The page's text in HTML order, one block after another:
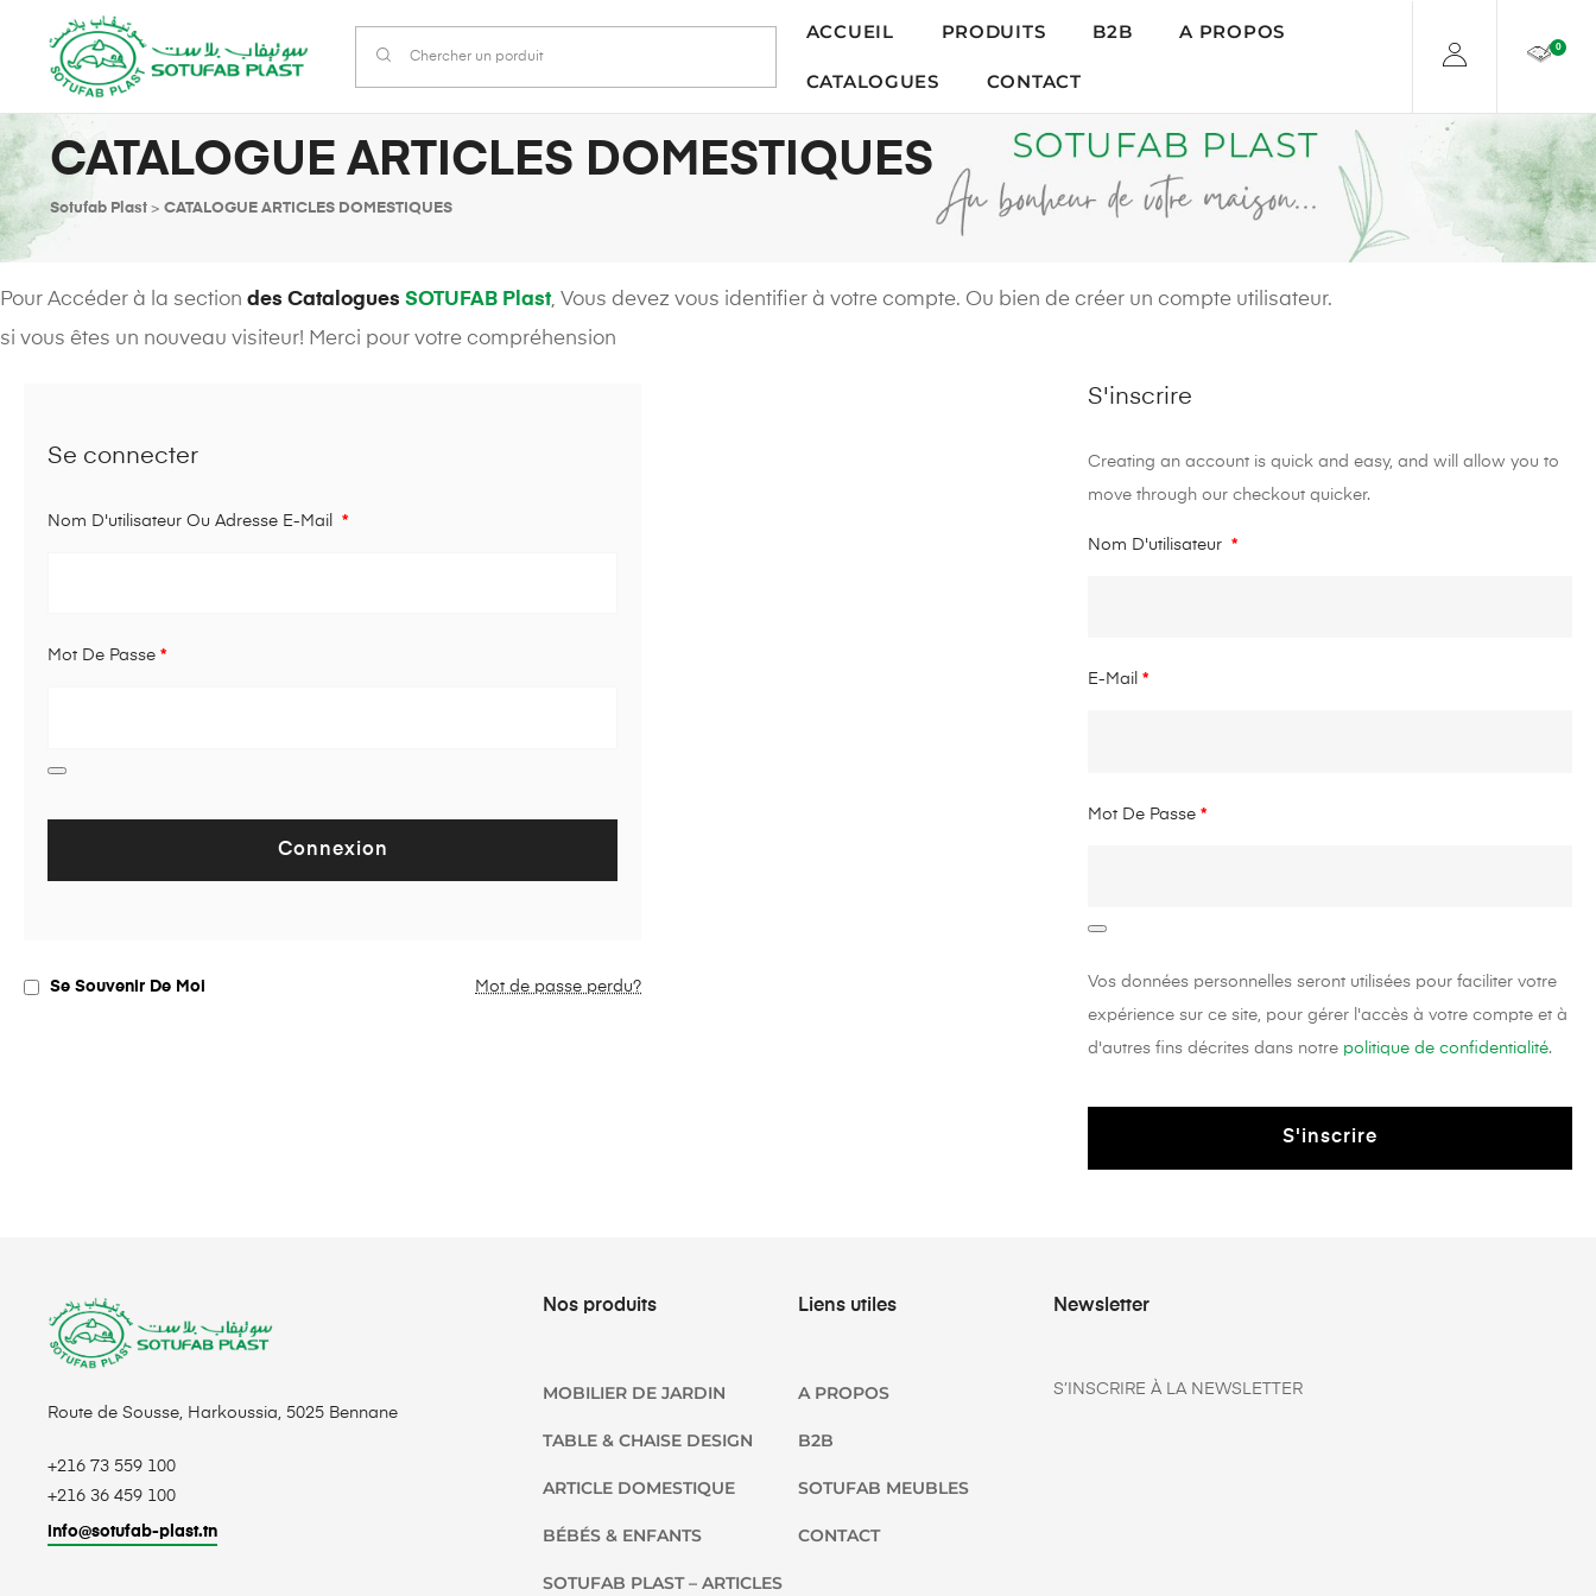
ACCUEIL PRODUITS B2B A PROPOS
CATALOGUES CONTACT
0
Sotufab Plast > CATALOGUE ARTICLES DOMESTIQUES
CATALOGUE ARTICLES DOMESTIQUES
Pour Accéder à la section des Catalogues SOTUFAB Plast, Vous devez vous identifier à votre compte. Ou bien de créer un compte utilisateur.
si vous êtes un nouveau visiteur! Merci pour votre compréhension
Se connecter
Nom D'utilisateur Ou Adresse E-Mail *
Mot De Passe *
Connexion
Se Souvenir De Moi Mot de passe perdu?
S'inscrire
Creating an account is quick and easy, and will allow you to
move through our checkout quicker.
Nom D'utilisateur*
E-Mail*
Mot De Passe*
Vos données personnelles seront utilisées pour faciliter votre
expérience sur ce site, pour gérer l'accès à votre compte et à
d'autres fins décrites dans notre politique de confidentialité.
S'inscrire
Route de Sousse, Harkoussia, 5025 Bennane
+216 73 559 100
+216 36 459 100
info@sotufab-plast.tn
Nos produits
MOBILIER DE JARDIN
TABLE & CHAISE DESIGN
ARTICLE DOMESTIQUE
BÉBÉS & ENFANTS
SOTUFAB PLAST – ARTICLES
Liens utiles
A PROPOS
B2B
SOTUFAB MEUBLES
CONTACT
Newsletter
S’INSCRIRE À LA NEWSLETTER